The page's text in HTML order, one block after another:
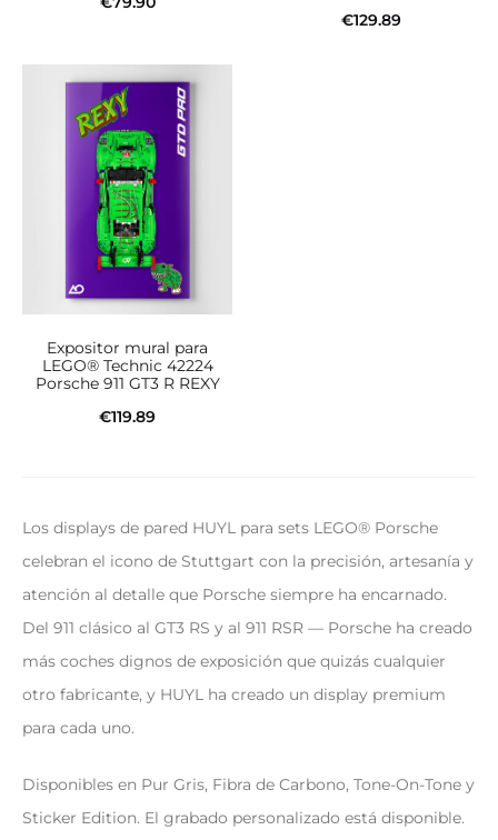
€129.89
Expositor mural para
LEGO® Technic 42224
Porsche 911 GT3 R REXY
€119.89
Los displays de pared HUYL para sets LEGO® Porsche
celebran el icono de Stuttgart con la precisión, artesanía y
atención al detalle que Porsche siempre ha encarnado.
Del 911 clásico al GT3 RS y al 911 RSR — Porsche ha creado
más coches dignos de exposición que quizás cualquier
otro fabricante, y HUYL ha creado un display premium
para cada uno.
Disponibles en Pur Gris, Fibra de Carbono, Tone-On-Tone y
Sticker Edition. El grabado personalizado está disponible.